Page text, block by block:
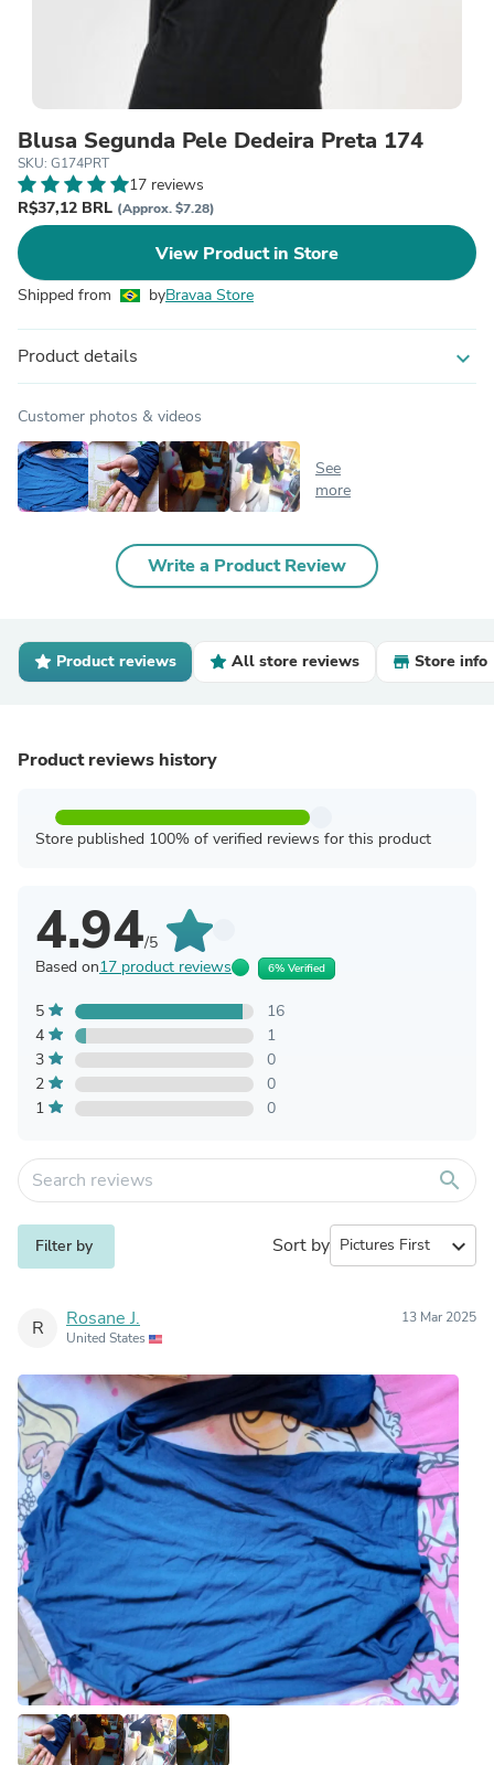
Blusa Segunda Pele Dedeira Preta 174
SKU: G174PRT
17 reviews
R$37,12 BRL (Approx. $7.28)
View Product in Store
Shipped from byBravaa Store
Product details expand_more
Customer photos & videos
See
more
Write a Product Review
Product reviews All store reviews Store info
Product reviews history
Store published 100% of verified reviews for this product
4.94/5
Based on17 product reviews 6% Verified
5
16
4
1
3
0
2
0
1
0
search
Filter by Sort by expand_more
R Rosane J.
United States
13 Mar 2025